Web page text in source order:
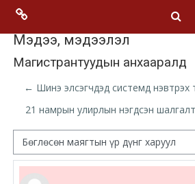
Menu 2
Moodle
community
Moodle
free support
Мэдээ, мэдээлэл
Магистрантуудын анхааралд
← Шинэ элсэгчдэд системд нэвтрэх
21 намрын улирлын нэгдсэн
Дэлгэцний горим